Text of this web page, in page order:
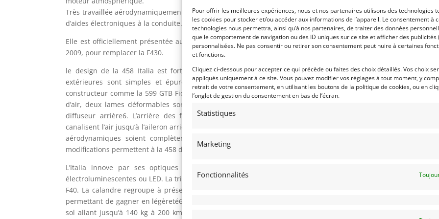
Pour offrir les meilleures expériences, nous et nos partenaires utilisons des technologies
les cookies pour stocker et/ou accéder aux informations de l’appareil. Le consentement à
technologies nous permettra, ainsi qu’à nos partenaires, de traiter des données
que le comportement de navigation ou des ID uniques sur ce site et afficher des publicités
personnalisées. Ne pas consentir ou retirer son consentement peut nuire à certaines
et fonctions.
Cliquez ci-dessous pour accepter ce qui précède ou faites des choix détaillés. Vos choix
appliqués uniquement à ce site. Vous pouvez modifier vos réglages à tout moment, y
retrait de votre consentement, en utilisant les boutons de la politique de cookies, ou en
l’onglet de gestion du consentement en bas de l’écran.
Statistiques
Marketing
Fonctionnalités
Très travaillée aérodynamiquement pour atteindre des vitesses élevées, elle est dotée
d’aides électroniques à la conduite.
Elle est officiellement présentée au salon de l’automobile de Francfort en septembre
2009, pour remplacer la F430.
le design de la 458 Italia est fortement influencé par l’aérodynamique. Les lignes
extérieures sont simples et épurées en opposition avec les derniers travaux du
constructeur comme la 599 GTB Fiorano et la California. Afin de faciliter l’écoulement
d’air, deux lames déformables sont placées à l’avant du capot et six autres sur le
diffuseur arrière6. L’arrière des flancs est creusé afin de former des sillons qui
canalisent l’air jusqu’à l’aileron arrière6. Ferrari souhaitait que les différents éléments
aérodynamiques soient complètement intégrés à la carrosserie6. Ces différentes
modifications permettent à la 458 d’obtenir un coefficient de traînée de 0,33.
L’Italia innove par ses optiques de phares, utilisant la technologie des diodes
électroluminescentes ou LED. La triple sortie d’échappement est similaire à celle de la
F40. La calandre regroupe à présent les deux entrées d’air déjà visible sur la F430,
permettant de gagner en légèreté6. Le diffuseur exerce une poussée verticale vers le
sol allant jusqu’à 140 kg à 200 km/h7. Le fait que l’aileron ne soit pas mis en relief
Voir les 224 annonces
Publié: 16 février 2019 (il y
Catégorie :
Marque :